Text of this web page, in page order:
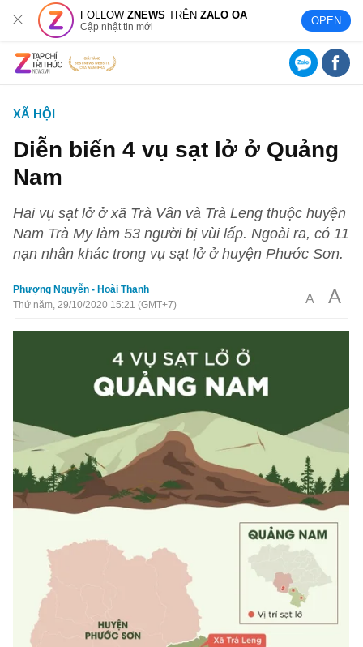
FOLLOWZNEWS TRÊNZALO OA
Cập nhật tin mới OPEN
XÃ HỘI
Diễn biến 4 vụ sạt lở ở Quảng
Nam
Hai vụ sạt lở ở xã Trà Vân và Trà Leng thuộc huyện
Nam Trà My làm 53 người bị vùi lấp. Ngoài ra, có 11
nạn nhân khác trong vụ sạt lở ở huyện Phước Sơn.
Phượng Nguyễn - Hoài Thanh
Thứ năm, 29/10/2020 15:21 (GMT+7)
A A